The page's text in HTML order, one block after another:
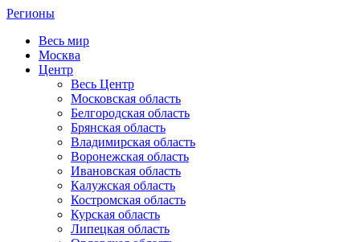
Регионы
Весь мир
Москва
Центр
Весь Центр
Московская область
Белгородская область
Брянская область
Владимирская область
Воронежская область
Ивановская область
Калужская область
Костромская область
Курская область
Липецкая область